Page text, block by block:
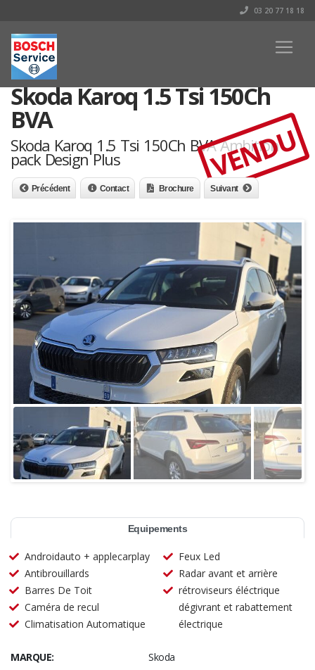
03 20 77 18 18
Skoda Karoq 1.5 Tsi 150Ch
BVA
Skoda Karoq 1.5 Tsi 150Ch BVA Ambition
pack Design Plus VENDU
Précédent Contact Brochure Suivant
Equipements
Androidauto + applecarplay
Antibrouillards
Barres De Toit
Caméra de recul
Climatisation Automatique
Feux Led
Radar avant et arrière
rétroviseurs éléctrique
dégivrant et rabattement
électrique
MARQUE:
Skoda